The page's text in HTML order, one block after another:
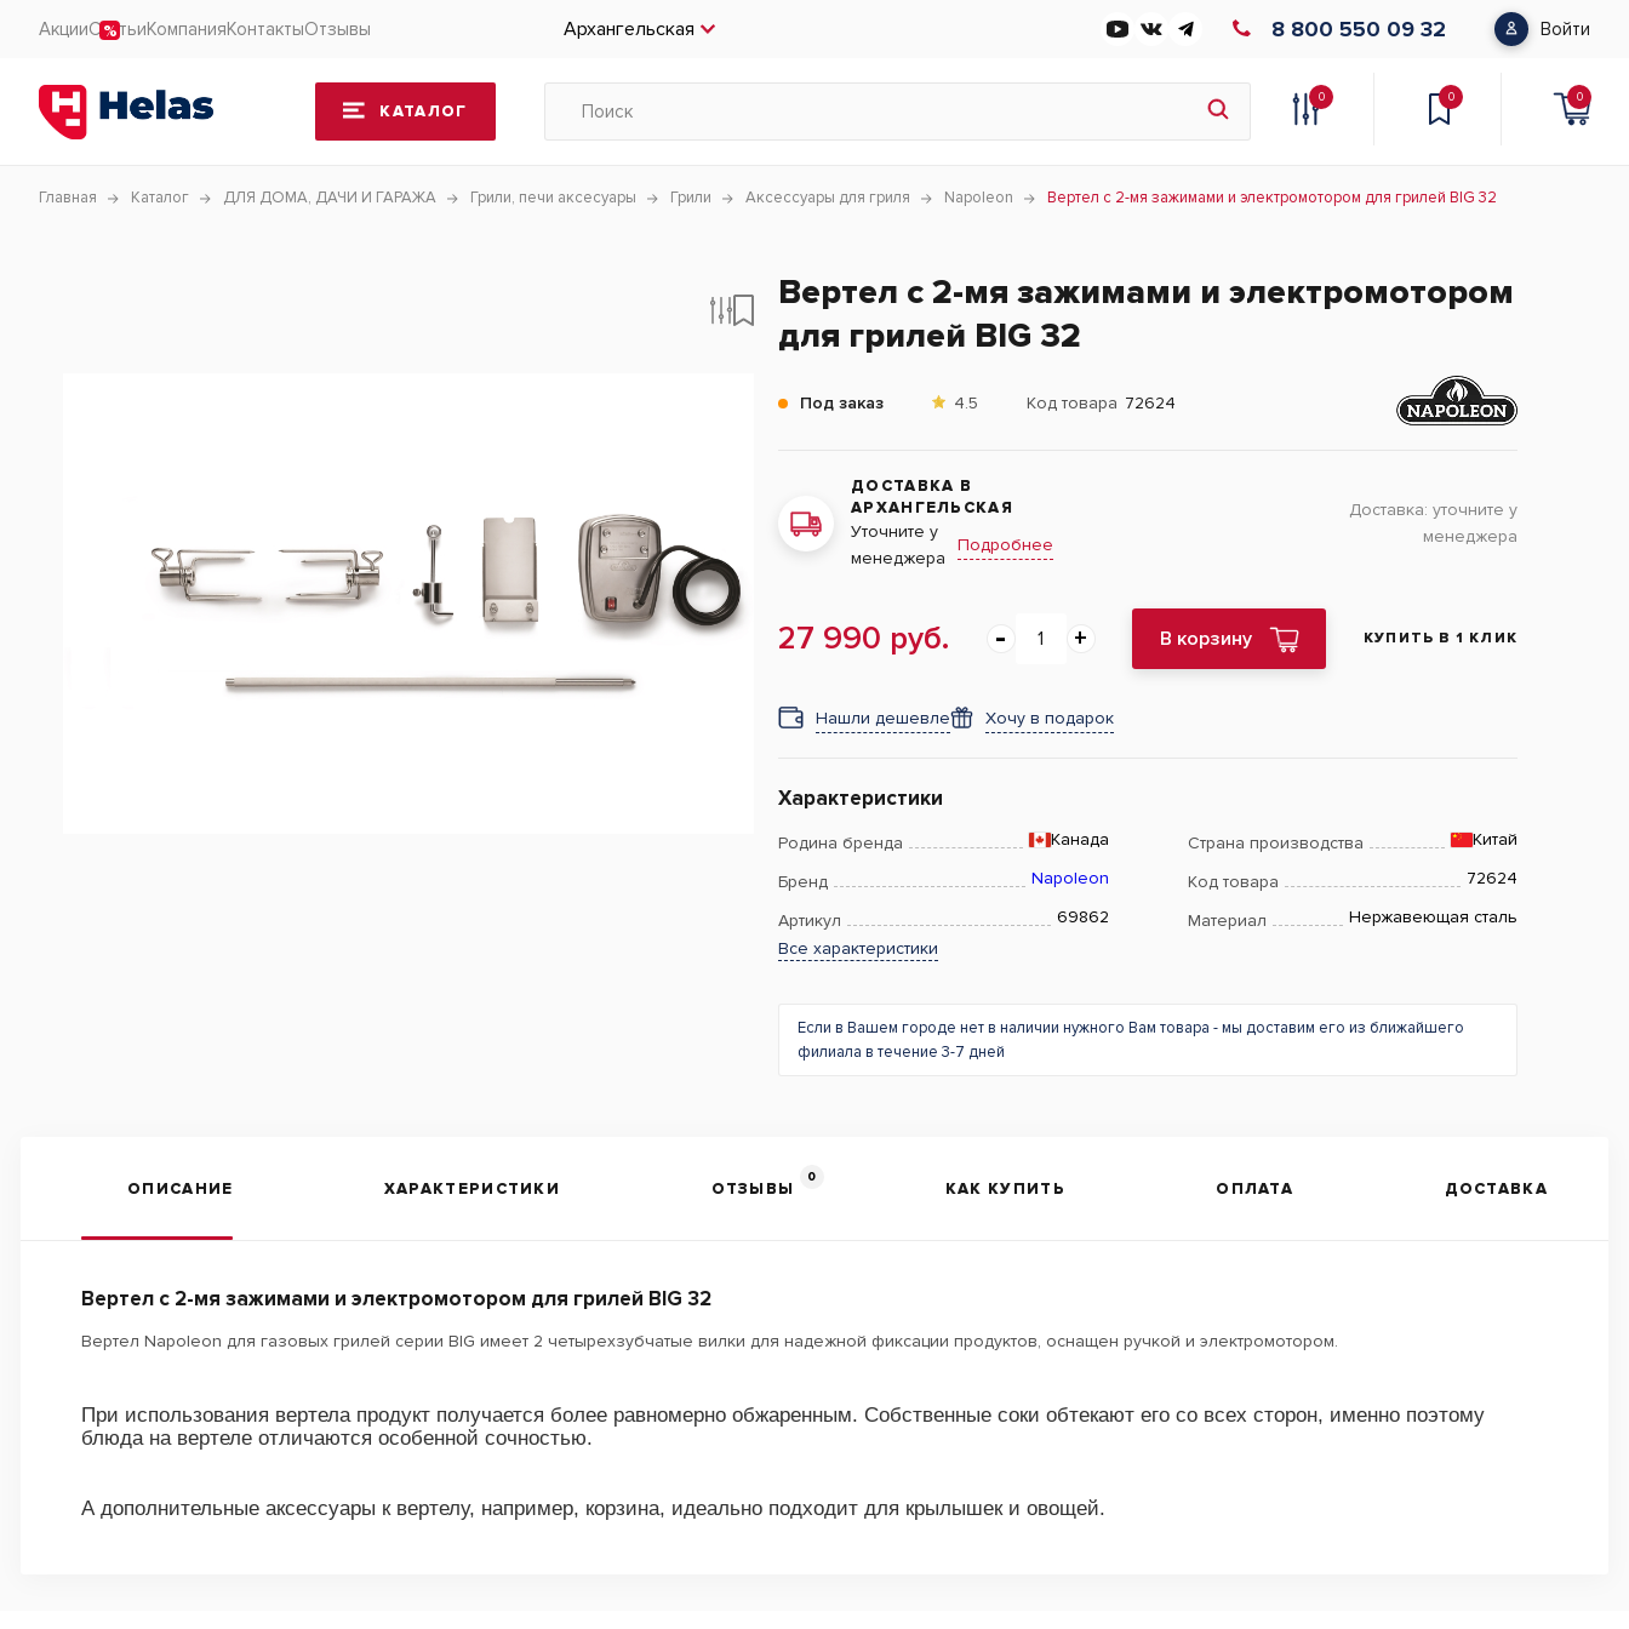
АкцииСтатьиКомпанияКонтактыОтзывы Архангельская 8 800 550 09 32 Войти
КАТАЛОГ
0 0 0
Главная Каталог ДЛЯ ДОМА, ДАЧИ И ГАРАЖА Грили, печи аксесуары Грили Аксессуары для гриля Napoleon Вертел с 2-мя зажимами и электромотором для грилей BIG 32
Вертел с 2-мя зажимами и электромотором
для грилей BIG 32
Под заказ 4.5 Код товара 72624
ДОСТАВКА В
АРХАНГЕЛЬСКАЯ
Уточните у
менеджера
Подробнее
Доставка: уточните у
менеджера
27 990 руб. В корзину КУПИТЬ В 1 КЛИК
Нашли дешевле Хочу в подарок
Характеристики
Родина бренда Канада Страна производства Китай
Бренд Napoleon Код товара 72624
Артикул 69862 Материал
Нержавеющая сталь
Все характеристики
Если в Вашем городе нет в наличии нужного Вам товара - мы доставим его из ближайшего
филиала в течение 3-7 дней
ОПИСАНИЕ ХАРАКТЕРИСТИКИ ОТЗЫВЫ
0
КАК КУПИТЬ ОПЛАТА ДОСТАВКА
Вертел с 2-мя зажимами и электромотором для грилей BIG 32
Вертел Napoleon для газовых грилей серии BIG имеет 2 четырехзубчатые вилки для надежной фиксации продуктов, оснащен ручкой и электромотором.
При использования вертела продукт получается более равномерно обжаренным. Собственные соки обтекают его со всех сторон, именно поэтому
блюда на вертеле отличаются особенной сочностью.
А дополнительные аксессуары к вертелу, например, корзина, идеально подходит для крылышек и овощей.